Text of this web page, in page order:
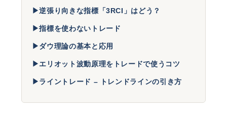
▶逆張り向きな指標「3RCI」はどう？
▶指標を使わないトレード
▶ダウ理論の基本と応用
▶エリオット波動原理をトレードで使うコツ
▶ライントレード – トレンドラインの引き方